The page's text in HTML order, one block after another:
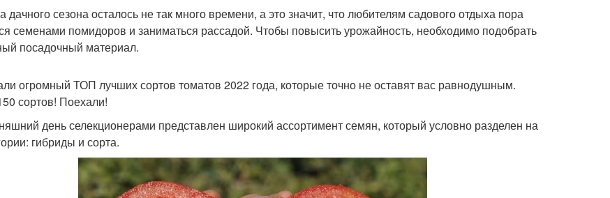
дачного сезона осталось не так много времени, а это значит, что любителям садового отдыха пора
семенами помидоров и заниматься рассадой. Чтобы повысить урожайность, необходимо подобрать
посадочный материал.
огромный ТОП лучших сортов томатов 2022 года, которые точно не оставят вас равнодушным.
сортов! Поехали!
день селекционерами представлен широкий ассортимент семян, который условно разделен на
гибриды и сорта.